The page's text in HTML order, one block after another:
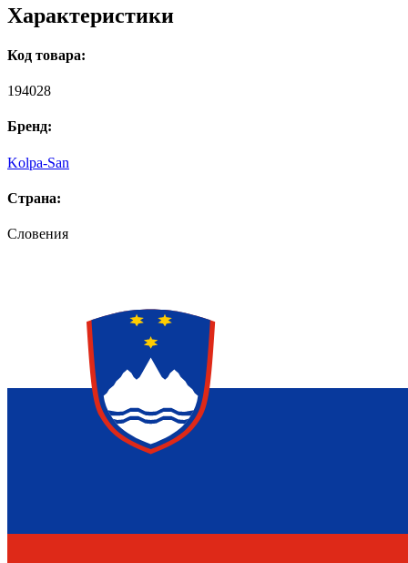
Характеристики
Код товара:
194028
Бренд:
Kolpa-San
Страна:
Словения